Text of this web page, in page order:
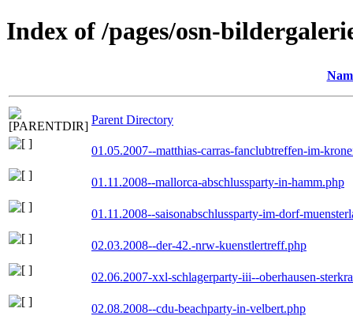
Index of /pages/osn-
Parent Directory
01.05.2007--matthias-carras-fanclubtreffen-im-
01.11.2008--mallorca-abschlussparty-in-hamm.php
01.11.2008--saisonabschlussparty-im-dorf-
02.03.2008--der-42.-nrw-kuenstlertreff.php
02.06.2007-xxl-schlagerparty-iii--oberhausen-
02.08.2008--cdu-beachparty-in-velbert.php